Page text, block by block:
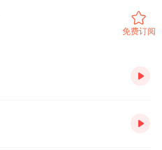
免费订阅